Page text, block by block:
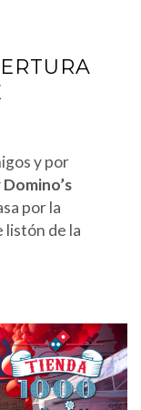
y por
Domino’s
por la
listón de la